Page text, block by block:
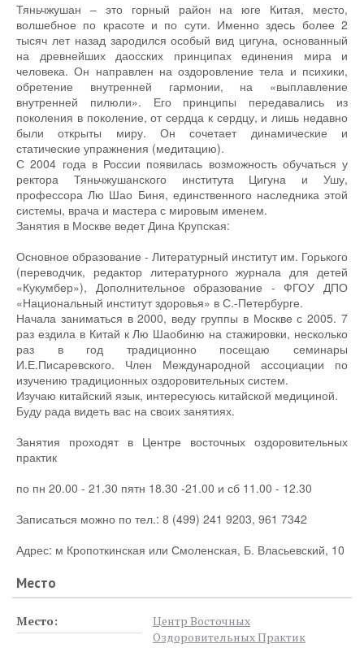
Тяньчжушан – это горный район на юге Китая, место,
волшебное по красоте и по сути. Именно здесь более 2
тысяч лет назад зародился особый вид цигуна, основанный
на древнейших даосских принципах единения мира и
человека. Он направлен на оздоровление тела и психики,
обретение внутренней гармонии, на «выплавление
внутренней пилюли». Его принципы передавались из
поколения в поколение, от сердца к сердцу, и лишь недавно
были открыты миру. Он сочетает динамические и
статические упражнения (медитацию).
С 2004 года в России появилась возможность обучаться у
ректора Тяньчжушанского института Цигуна и Ушу,
профессора Лю Шао Биня, единственного наследника этой
системы, врача и мастера с мировым именем.
Занятия в Москве ведет Дина Крупская:
Основное образование - Литературный институт им. Горького
(переводчик, редактор литературного журнала для детей
«Кукумбер»), Дополнительное образование - ФГОУ ДПО
«Национальный институт здоровья» в С.-Петербурге.
Начала заниматься в 2000, веду группы в Москве с 2005. 7
раз ездила в Китай к Лю Шаобиню на стажировки, несколько
раз в год традиционно посещаю семинары
И.Е.Писаревского. Член Международной ассоциации по
изучению традиционных оздоровительных систем.
Изучаю китайский язык, интересуюсь китайской медициной.
Буду рада видеть вас на своих занятиях.
Занятия проходят в Центре восточных оздоровительных
практик
по пн 20.00 - 21.30 пятн 18.30 -21.00 и сб 11.00 - 12.30
Записаться можно по тел.: 8 (499) 241 9203, 961 7342
Адрес: м Кропоткинская или Смоленская, Б. Власьевский, 10
Место
Место:
Центр Восточных
Оздоровительных Практик